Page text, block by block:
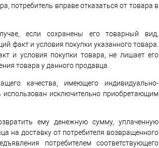
потребитель вправе отказаться от товара в
если сохранены его товарный вид,
факт и условия покупки указанного товара.
и условия покупки товара, не лишает его
товара у данного продавца.
качества, имеющего индивидуально-
исключительно приобретающим
ему денежную сумму, уплаченную
на доставку от потребителя возвращенного
потребителем соответствующего